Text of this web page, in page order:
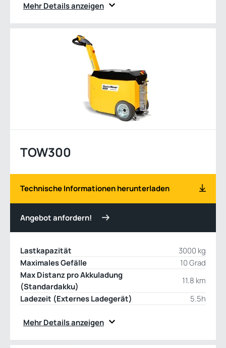
Mehr Details anzeigen
TOW300
Technische Informationen herunterladen
Angebot anfordern!
Lastkapazität
3000 kg
Maximales Gefälle
10 Grad
Max Distanz pro Akkuladung
(Standardakku)
11.8 km
Ladezeit (Externes Ladegerät)
5.5h
Mehr Details anzeigen